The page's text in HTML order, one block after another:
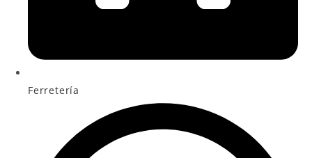
Ferretería